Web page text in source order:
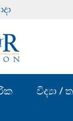
විද්‍යා /